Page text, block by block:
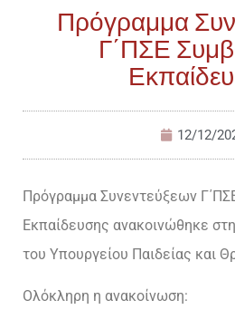
Πρόγραμμα
Γ΄ΠΣΕ
12/12/
Πρόγραμμα Συνεντεύξεων
Εκπαίδευσης ανακοινώθηκε
του Υπουργείου Παιδείας και
Ολόκληρη η ανακοίνωση: